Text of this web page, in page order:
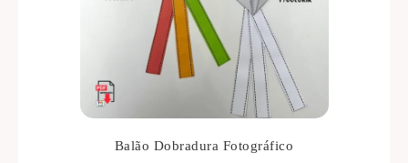
Balão Dobradura Fotográfico